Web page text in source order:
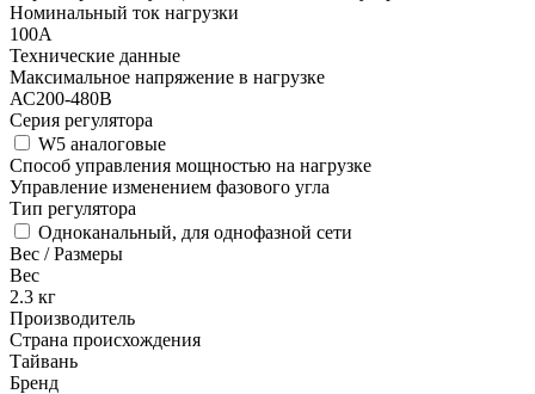
Номинальный ток нагрузки
100А
Технические данные
Максимальное напряжение в нагрузке
АС200-480В
Серия регулятора
W5 аналоговые
Способ управления мощностью на нагрузке
Управление изменением фазового угла
Тип регулятора
Одноканальный, для однофазной сети
Вес / Размеры
Вес
2.3 кг
Производитель
Страна происхождения
Тайвань
Бренд